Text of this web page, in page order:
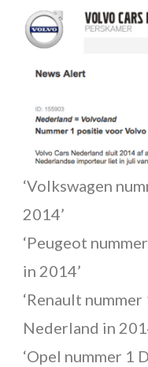
De geluksmachine
Je bedrijfsnaam
Optredens
Workshop De
Over Erwin
Contact
‘Volkswagen
2014’
‘Peugeot
in 2014’
‘Renault
Nederland in
‘Opel nummer 1